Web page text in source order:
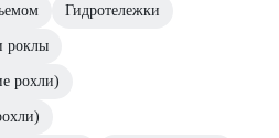
Гидротележки
роклы
рохли)